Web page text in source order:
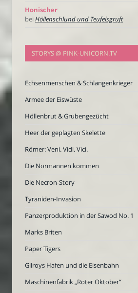
Honischer
bei Höllenschlund und Teufelsgruft
STORYS @ PINK-UNICORN.TV
Echsenmenschen & Schlangenkrieger
Armee der Eiswüste
Höllenbrut & Grubengezücht
Heer der geplagten Skelette
Römer: Veni. Vidi. Vici.
Die Normannen kommen
Die Necron-Story
Tyraniden-Invasion
Panzerproduktion in der Sawod No. 1
Marks Briten
Paper Tigers
Gilroys Hafen und die Eisenbahn
Maschinenfabrik „Roter Oktober“